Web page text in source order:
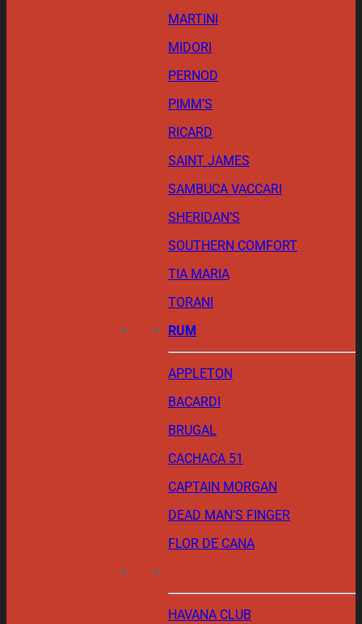
MARTINI
MIDORI
PERNOD
PIMM’S
RICARD
SAINT JAMES
SAMBUCA VACCARI
SHERIDAN’S
SOUTHERN COMFORT
TIA MARIA
TORANI
RUM
APPLETON
BACARDI
BRUGAL
CACHACA 51
CAPTAIN MORGAN
DEAD MAN’S FINGER
FLOR DE CANA
HAVANA CLUB